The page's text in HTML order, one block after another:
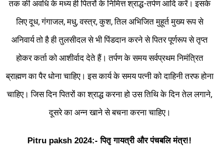
तक की अवधि के मध्य ही पितरों के निमित्त श्राद्ध-तर्पण आदि करें। इसके
लिए दूध, गंगाजल, मधु, वस्त्र, कुश, तिल अभिजित मुहूर्त मुख्य रूप से
अनिवार्य तो है ही तुलसीदल से भी पिंडदान करने से पितर पूर्णरूप से तृप्त
होकर कर्ता को आशीर्वाद देते हैं। तर्पण के समय सर्वप्रथम निमंत्रित
ब्राह्मण का पैर धोना चाहिए। इस कार्य के समय पत्नी को दाहिनी तरफ होना
चाहिए। जिस दिन पितरों का श्राद्ध करना हो उस तिथि के दिन तेल लगाने,
दूसरे का अन्न खाने से बचना करना चाहिए।
Pitru paksh 2024:- पितृ गायत्री और पंचबलि मंत्र!!